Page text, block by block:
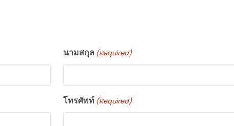
นามสกุล (Required)
โทรศัพท์ (Required)